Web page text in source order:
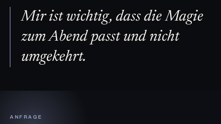
Mir ist wichtig, dass die Magie
zum Abend passt und nicht
umgekehrt.
ANFRAGE